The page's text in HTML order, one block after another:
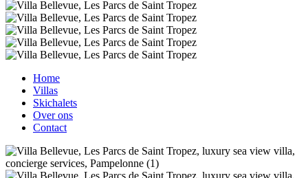
Home
Villas
Skichalets
Over ons
Contact